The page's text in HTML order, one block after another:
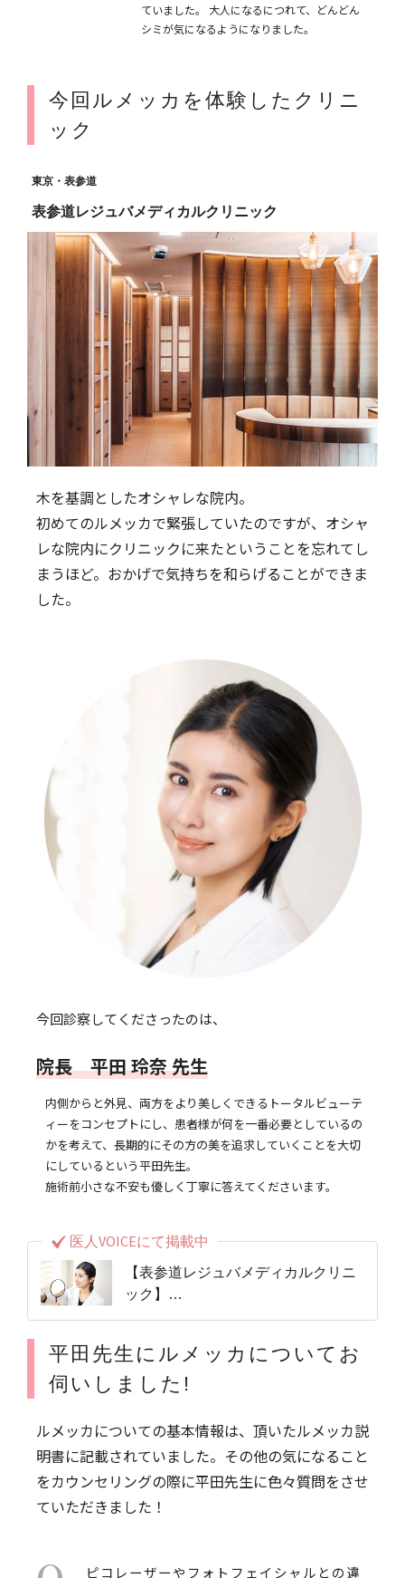
ていました。 大人になるにつれて、どんどん
シミが気になるようになりました。
今回ルメッカを体験したクリニ
ック
東京・表参道
表参道レジュバメディカルクリニック
木を基調としたオシャレな院内。
初めてのルメッカで緊張していたのですが、オシャ
レな院内にクリニックに来たということを忘れてし
まうほど。おかげで気持ちを和らげることができま
した。
今回診察してくださったのは、
院長 平田 玲奈 先生
内側からと外見、両方をより美しくできるトータルビューテ
ィーをコンセプトにし、患者様が何を一番必要としているの
かを考えて、長期的にその方の美を追求していくことを大切
にしているという平田先生。
施術前小さな不安も優しく丁寧に答えてくださいます。
医人VOICEにて掲載中
【表参道レジュバメディカルクリニ
ック】
ニック”
平田先生にルメッカについてお
伺いしました!
ルメッカについての基本情報は、頂いたルメッカ説
明書に記載されていました。その他の気になること
をカウンセリングの際に平田先生に色々質問をさせ
ていただきました！
ピコレーザーやフォトフェイシャルとの違